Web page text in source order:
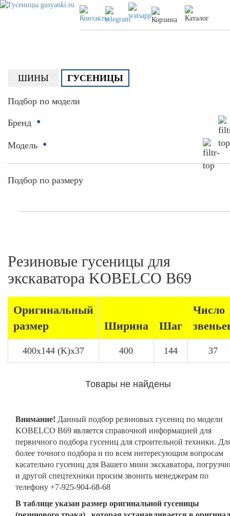
ШИНЫ ГУСЕНИЦЫ
Подбор по модели
Бренд •
Модель •
Подбор по размеру
Резиновые гусеницы для
экскаватора KOBELCO B69
Оригинальный
размер
Ширина Шаг
Число
400x144 (K)x37 400 144 37
Товары не найдены
Внимание! Данный подбор резиновых гусениц по модели
KOBELCO B69 является справочной информацией для
первичного подбора гусениц для строительной техники.
более точного подбора и по всем интересующим вопросам
касательно гусениц для Вашего мини экскаватора,
и другой спецтехники просим звонить менеджерам по
телефону +7-925-904-68-68
В таблице указан размер оригинальной гусеницы